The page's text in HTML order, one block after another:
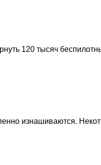
120 тысяч
изнашиваются.